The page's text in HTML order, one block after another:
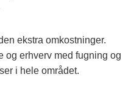
ekstra omkostninger.
erhverv med fugning og
i hele området.